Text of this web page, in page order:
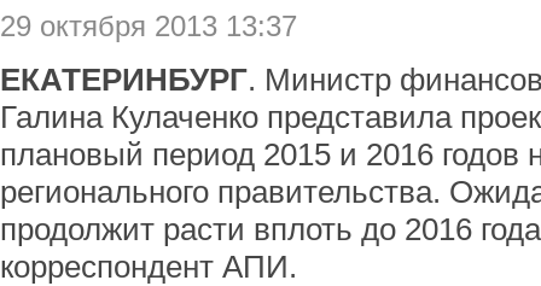
29 октября 2013 13:37
ЕКАТЕРИНБУРГ. Министр
Галина Кулаченко представила
плановый период 2015 и 2016 годов
регионального правительства.
продолжит расти вплоть до 2016
корреспондент АПИ.